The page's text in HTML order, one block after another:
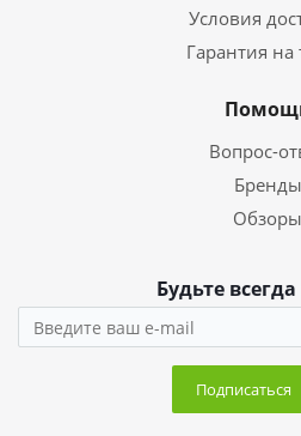
Условия
Гарантия на
Вопрос-
Бренды
Обзоры
Будьте
Подписаться